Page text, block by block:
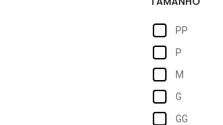
PP
P
M
G
GG